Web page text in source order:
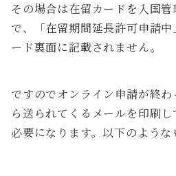
その場合は在留カードを入国
で、「在留期間延長許可申請
ード裏面に記載されません。
ですのでオンライン申請が終
ら送られてくるメールを印刷
必要になります。以下のような